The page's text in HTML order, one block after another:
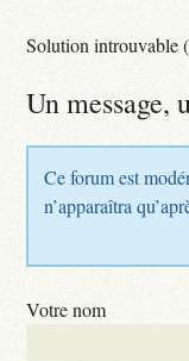
Solution introuvable
Un message,
Ce forum est
n’apparaîtra
Votre nom